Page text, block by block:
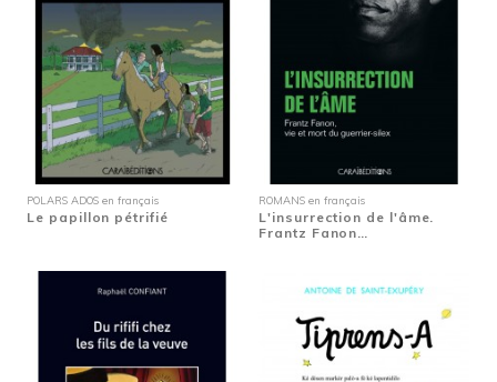
POLARS ADOS en français
Le papillon pétrifié
ROMANS en français
L'insurrection de l'âme.
Frantz Fanon…